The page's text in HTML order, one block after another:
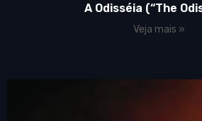
A Odisséia (“The
Veja mais »